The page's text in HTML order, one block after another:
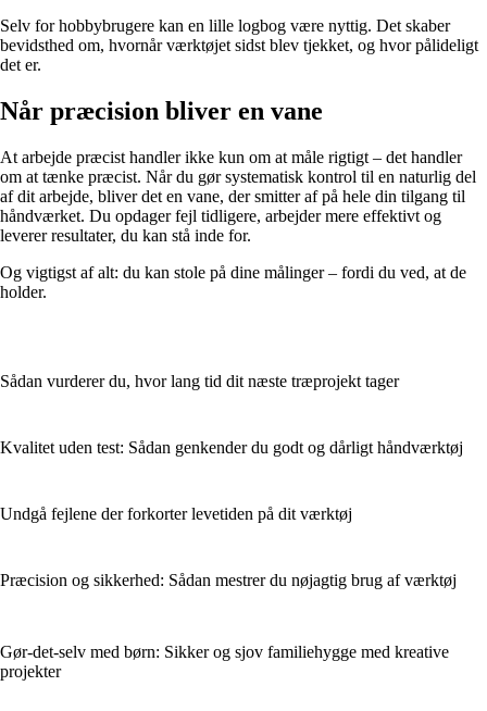
Selv for hobbybrugere kan en lille logbog være nyttig. Det skaber
bevidsthed om, hvornår værktøjet sidst blev tjekket, og hvor pålideligt
det er.
Når præcision bliver en vane
At arbejde præcist handler ikke kun om at måle rigtigt – det handler
om at tænke præcist. Når du gør systematisk kontrol til en naturlig del
af dit arbejde, bliver det en vane, der smitter af på hele din tilgang til
håndværket. Du opdager fejl tidligere, arbejder mere effektivt og
leverer resultater, du kan stå inde for.
Og vigtigst af alt: du kan stole på dine målinger – fordi du ved, at de
holder.
Sådan vurderer du, hvor lang tid dit næste træprojekt tager
Kvalitet uden test: Sådan genkender du godt og dårligt håndværktøj
Undgå fejlene der forkorter levetiden på dit værktøj
Præcision og sikkerhed: Sådan mestrer du nøjagtig brug af værktøj
Gør-det-selv med børn: Sikker og sjov familiehygge med kreative
projekter